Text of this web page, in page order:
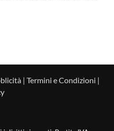
| Termini e Condizioni |